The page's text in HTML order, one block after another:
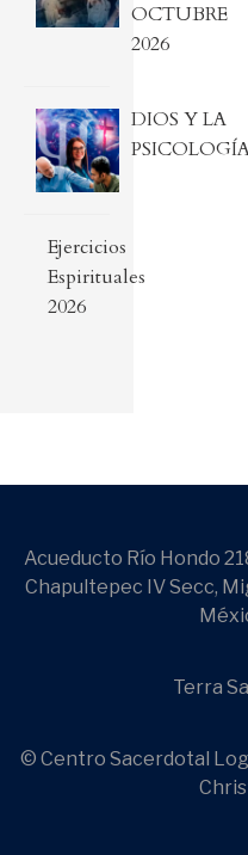
OCTUBRE
2026
DIOS Y LA
Ejercicios
Espirituales
2026
Acueducto Río Hondo
Chapultepec IV Secc,
Terra
© Centro Sacerdotal